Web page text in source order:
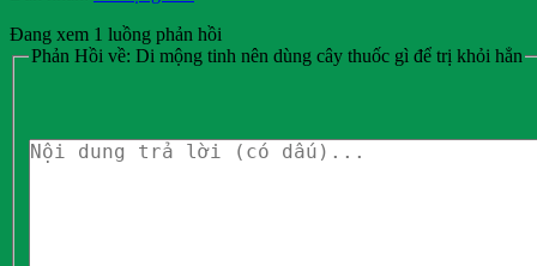
Đang xem 1 luồng phản hồi
Phản Hồi về: Di mộng tinh nên dùng cây thuốc gì để trị khỏi hẳn